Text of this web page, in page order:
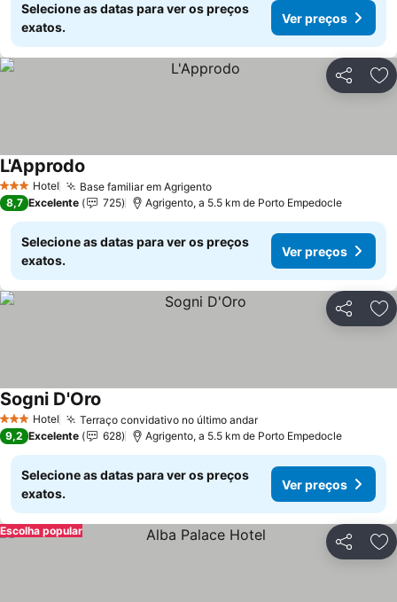
Selecione as datas para ver os preços
exatos.
Ver preços
Partilhar
3 EstrelasHotel Base familiar em Agrigento
L'Approdo
8,7 Excelente 725 Agrigento, a 5.5 km de Porto Empedocle
Selecione as datas para ver os preços
exatos.
Ver preços
Partilhar
3 EstrelasHotel Terraço convidativo no último andar
Sogni D'Oro
9,2 Excelente 628 Agrigento, a 5.5 km de Porto Empedocle
Selecione as datas para ver os preços
exatos.
Ver preços
Partilhar
Escolha popular